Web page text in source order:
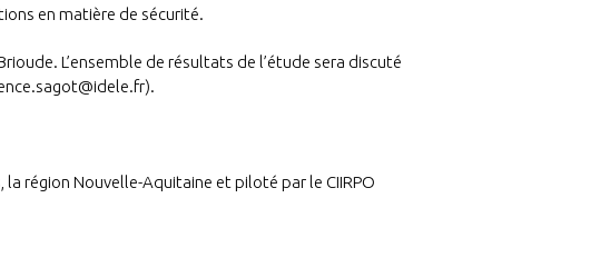
en matière de sécurité.
L’ensemble de résultats de l’étude sera discuté
région Nouvelle-Aquitaine et piloté par le CIIRPO